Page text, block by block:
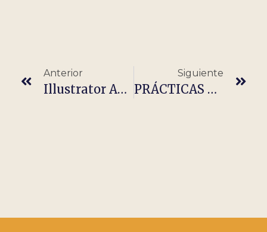
Anterior
Illustrator And Graphic Designer @ B2B Curriculum Team
Siguiente
PRÁCTICAS DE DISEÑO DIGITAL Y GRÁFICO (Remoto) Hellomrlead